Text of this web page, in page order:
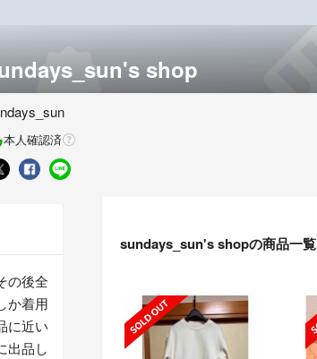
shop
本人確認済
sundays_sun's shopの商品一覧
の後全
か着用
に近い
出品し